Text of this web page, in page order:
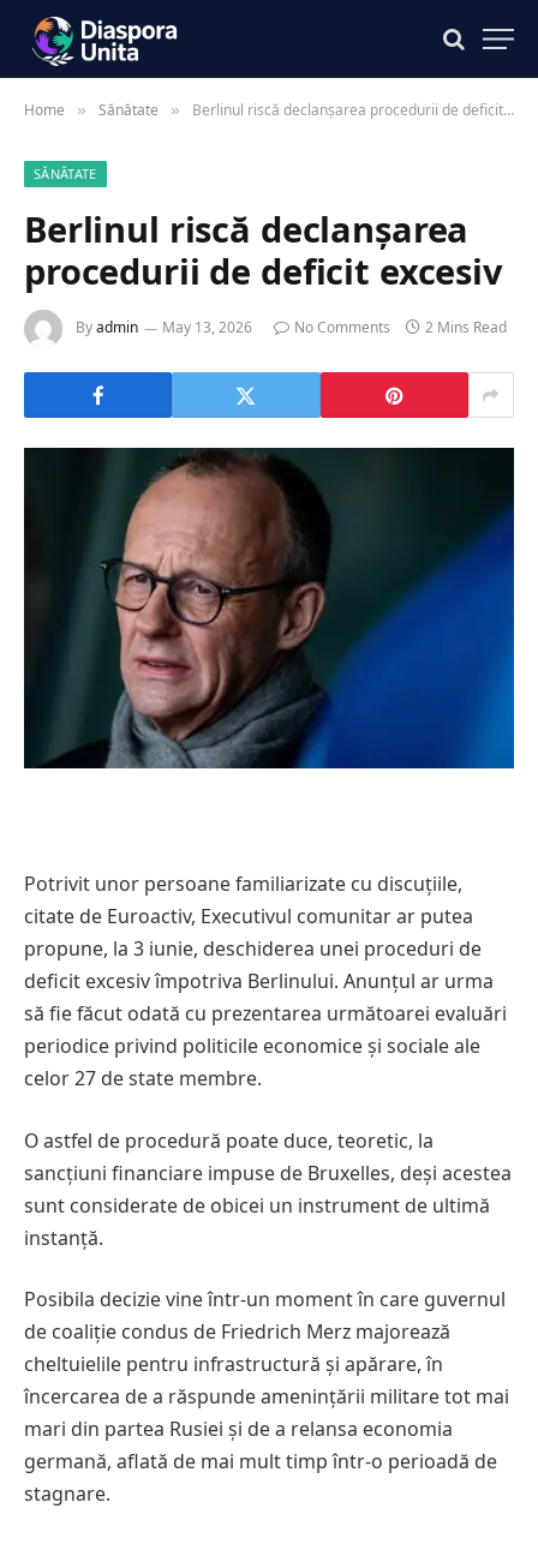
Home » Sănătate » Berlinul riscă declanșarea procedurii de deficit excesiv
SĂNĂTATE
Berlinul riscă declanșarea
procedurii de deficit excesiv
Byadmin May 13, 2026 No Comments 2 Mins Read
Potrivit unor persoane familiarizate cu discuțiile,
citate de Euroactiv, Executivul comunitar ar putea
propune, la 3 iunie, deschiderea unei proceduri de
deficit excesiv împotriva Berlinului. Anunțul ar urma
să fie făcut odată cu prezentarea următoarei evaluări
periodice privind politicile economice și sociale ale
celor 27 de state membre.
O astfel de procedură poate duce, teoretic, la
sancțiuni financiare impuse de Bruxelles, deși acestea
sunt considerate de obicei un instrument de ultimă
instanță.
Posibila decizie vine într-un moment în care guvernul
de coaliție condus de Friedrich Merz majorează
cheltuielile pentru infrastructură și apărare, în
încercarea de a răspunde amenințării militare tot mai
mari din partea Rusiei și de a relansa economia
germană, aflată de mai mult timp într-o perioadă de
stagnare.